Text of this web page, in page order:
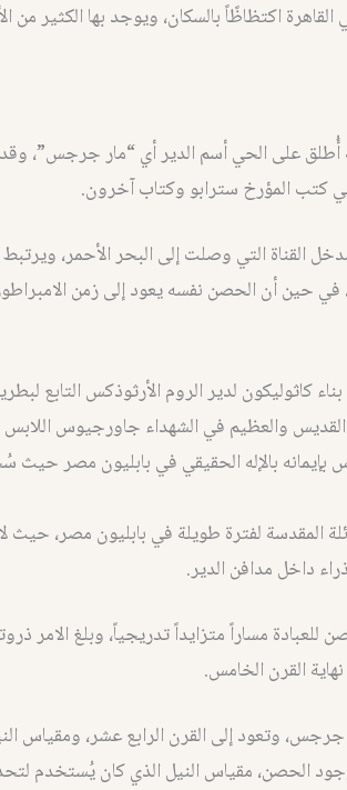
اكتظاظًاً بالسكان، ويوجد بها الكثير من
أُطلق على الحي أسم الدير أي “مار جرجس”،
كتب المؤرخ سترابو وكتاب آخرون.
القناة التي وصلت إلى البحر الأحمر، ويرتبط
في حين أن الحصن نفسه يعود إلى زمن
كاثوليكون لدير الروم الأرثوذكس التابع
القديس والعظيم في الشهداء جاورجيوس اللابس
بالإله الحقيقي في بابليون مصر حيث
المقدسة لفترة طويلة في بابليون مصر، حيث
داخل مدافن الدير.
مساراً متزايداً تدريجياً، وبلغ الامر
القرن الخامس.
وتعود إلى القرن الرابع عشر، ومقياس
الحصن، مقياس النيل الذي كان يُستخدم